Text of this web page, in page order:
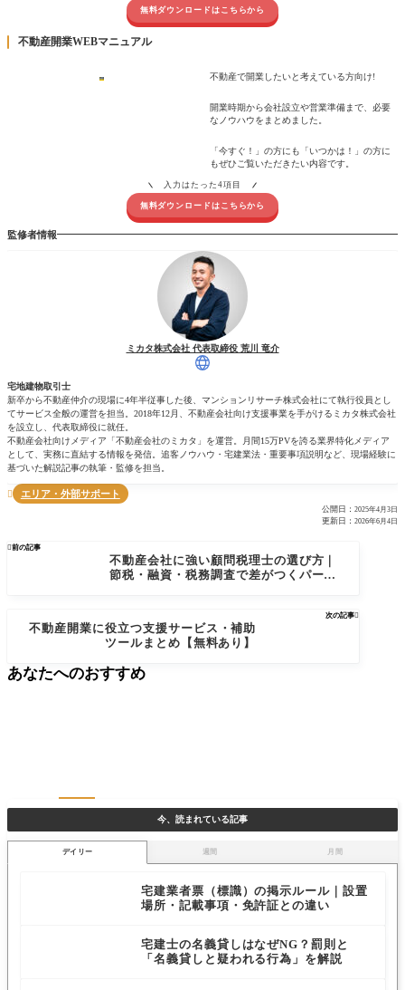
無料ダウンロードはこちらから
不動産開業WEBマニュアル
不動産で開業したいと考えている方向け!
開業時期から会社設立や営業準備まで、必要
なノウハウをまとめました。
「今すぐ！」の方にも「いつかは！」の方に
もぜひご覧いただきたい内容です。
入力はたった4項目
無料ダウンロードはこちらから
監修者情報
ミカタ株式会社 代表取締役 荒川 竜介
宅地建物取引士
新卒から不動産仲介の現場に4年半従事した後、マンションリサーチ株式会社にて執行役員とし
てサービス全般の運営を担当。2018年12月、不動産会社向け支援事業を手がけるミカタ株式会社
を設立し、代表取締役に就任。
不動産会社向けメディア「不動産会社のミカタ」を運営。月間15万PVを誇る業界特化メディア
として、実務に直結する情報を発信。追客ノウハウ・宅建業法・重要事項説明など、現場経験に
基づいた解説記事の執筆・監修を担当。
 エリア・外部サポート
公開日： 2025年4月3日
更新日： 2026年6月4日
前の記事
不動産会社に強い顧問税理士の選び方｜
節税・融資・税務調査で差がつくパート
次の記事
不動産開業に役立つ支援サービス・補助
ツールまとめ【無料あり】
今、読まれている記事
デイリー 週間 月間
宅建業者票（標識）の掲示ルール｜設置
場所・記載事項・免許証との違い
宅建士の名義貸しはなぜNG？罰則と
「名義貸しと疑われる行為」を解説
あなたへのおすすめ